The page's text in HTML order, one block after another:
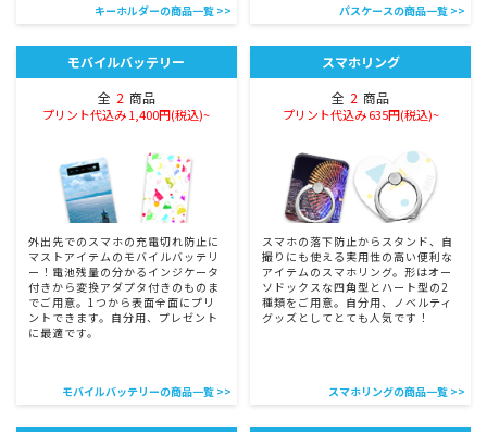
キーホルダーの商品一覧 >> パスケースの商品一覧 >>
モバイルバッテリー
全 2 商品
プリント代込み 1,400円(税込)~
外出先でのスマホの充電切れ防止に
マストアイテムのモバイルバッテリ
ー！電池残量の分かるインジケータ
付きから変換アダプタ付きのものま
でご用意。1つから表面全面にプリ
ントできます。自分用、プレゼント
に最適です。
モバイルバッテリーの商品一覧 >>
スマホリング
全 2 商品
プリント代込み 635円(税込)~
スマホの落下防止からスタンド、自
撮りにも使える実用性の高い便利な
アイテムのスマホリング。形はオー
ソドックスな四角型とハート型の2
種類をご用意。自分用、ノベルティ
グッズとしてとても人気です！
スマホリングの商品一覧 >>